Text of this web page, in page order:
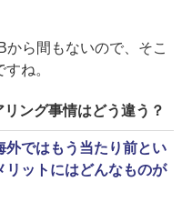
ら間もないので、そこ
ね。
ング事情はどう違う？
外ではもう当たり前とい
リットにはどんなものが